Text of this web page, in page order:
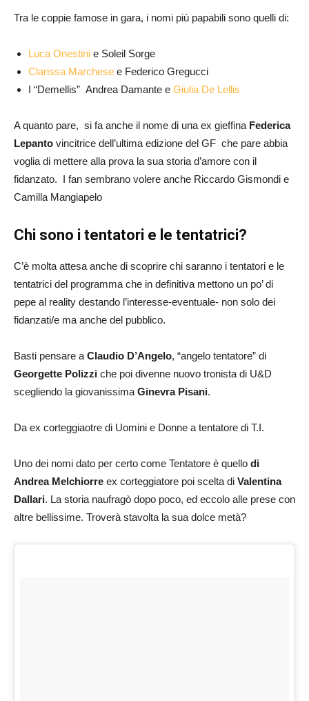
Tra le coppie famose in gara, i nomi più papabili sono quelli di:
Luca Onestini e Soleil Sorge
Clarissa Marchese e Federico Gregucci
I “Demellis” Andrea Damante e Giulia De Lellis
A quanto pare, si fa anche il nome di una ex gieffina Federica
Lepanto vincitrice dell’ultima edizione del GF che pare abbia
voglia di mettere alla prova la sua storia d’amore con il
fidanzato. I fan sembrano volere anche Riccardo Gismondi e
Camilla Mangiapelo
Chi sono i tentatori e le tentatrici?
C’è molta attesa anche di scoprire chi saranno i tentatori e le
tentatrici del programma che in definitiva mettono un po’ di
pepe al reality destando l’interesse-eventuale- non solo dei
fidanzati/e ma anche del pubblico.
Basti pensare a Claudio D’Angelo, “angelo tentatore” di
Georgette Polizzi che poi divenne nuovo tronista di U&D
scegliendo la giovanissima Ginevra Pisani.
Da ex corteggiaotre di Uomini e Donne a tentatore di T.I.
Uno dei nomi dato per certo come Tentatore è quello di
Andrea Melchiorre ex corteggiatore poi scelta di Valentina
Dallari. La storia naufragò dopo poco, ed eccolo alle prese con
altre bellissime. Troverà stavolta la sua dolce metà?